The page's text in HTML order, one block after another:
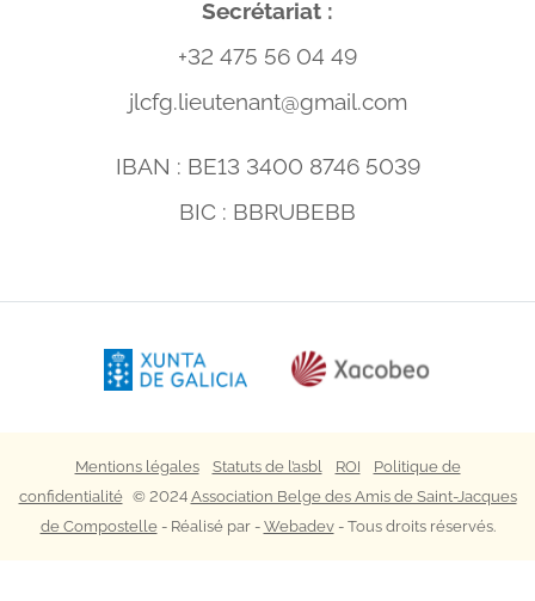
Secrétariat :
+32 475 56 04 49
jlcfg.lieutenant@gmail.com
IBAN : BE13 3400 8746 5039
BIC : BBRUBEBB
Mentions légales Statuts de l’asbl ROI
Politique de
confidentialité © 2024 Association Belge des Amis de Saint-Jacques
de Compostelle- Réalisé par - Webadev- Tous droits réservés.